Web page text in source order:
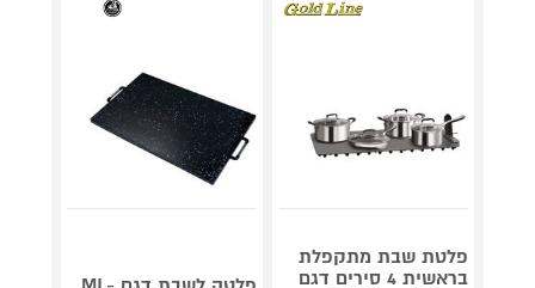
פלטת שבת מתקפלת
בראשית 4 סירים דגם